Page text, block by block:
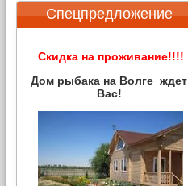
Спецпредложение
Скидка на проживание!!!!
Дом рыбака на Волге ждет
Вас!